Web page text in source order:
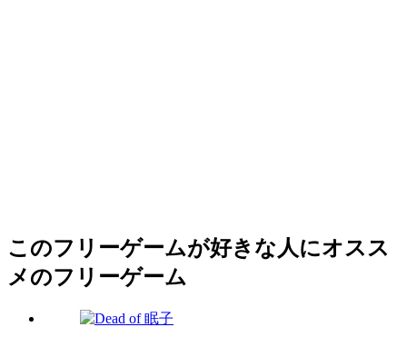
このフリーゲームが好きな人にオスス
メのフリーゲーム